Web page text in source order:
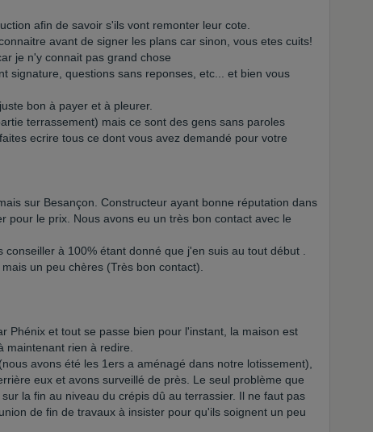
afin de savoir s'ils vont remonter leur cote.
avant de signer les plans car sinon, vous etes cuits!
je n'y connait pas grand chose
signature, questions sans reponses, etc... et bien vous
bon à payer et à pleurer.
terrassement) mais ce sont des gens sans paroles
ecrire tous ce dont vous avez demandé pour votre
sur Besançon. Constructeur ayant bonne réputation dans
pour le prix. Nous avons eu un très bon contact avec le
à 100% étant donné que j'en suis au tout début .
un peu chères (Très bon contact).
Phénix et tout se passe bien pour l'instant, la maison est
maintenant rien à redire.
avons été les 1ers a aménagé dans notre lotissement),
eux et avons surveillé de près. Le seul problème que
la fin au niveau du crépis dû au terrassier. Il ne faut pas
de fin de travaux à insister pour qu'ils soignent un peu